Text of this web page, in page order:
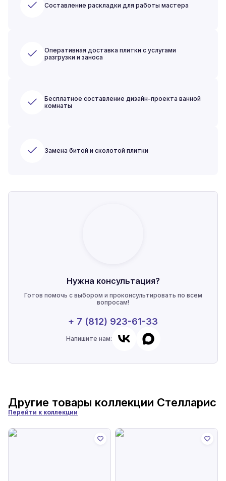
Составление раскладки для работы мастера
Оперативная доставка плитки с услугами
разгрузки и заноса
Бесплатное составление дизайн-проекта ванной
комнаты
Замена битой и сколотой плитки
Нужна консультация?
Готов помочь с выбором и проконсультировать по всем
вопросам!
+ 7 (812) 923-61-33
Напишите нам:
Другие товары коллекции Стелларис
Перейти к коллекции